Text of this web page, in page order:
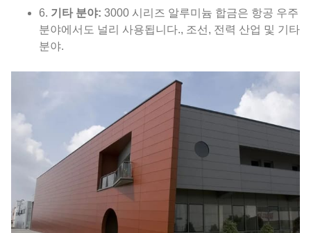
6. 기타 분야: 3000 시리즈 알루미늄 합금은 항공 우주
분야에서도 널리 사용됩니다., 조선, 전력 산업 및 기타
분야.